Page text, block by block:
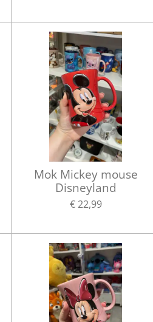
Mok Mickey mouse
Disneyland
€ 22,99